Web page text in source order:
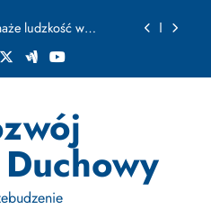
dla
Życiu
ludzkość w